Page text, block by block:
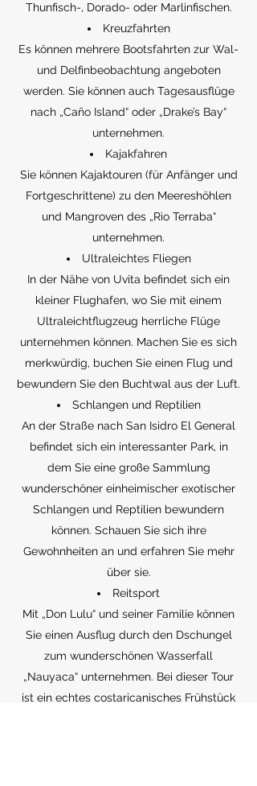
Thunfisch-, Dorado- oder Marlinfischen.
Kreuzfahrten
Es können mehrere Bootsfahrten zur Wal-
und Delfinbeobachtung angeboten
werden. Sie können auch Tagesausflüge
nach „Caño Island“ oder „Drake’s Bay“
unternehmen.
Kajakfahren
Sie können Kajaktouren (für Anfänger und
Fortgeschrittene) zu den Meereshöhlen
und Mangroven des „Rio Terraba“
unternehmen.
Ultraleichtes Fliegen
In der Nähe von Uvita befindet sich ein
kleiner Flughafen, wo Sie mit einem
Ultraleichtflugzeug herrliche Flüge
unternehmen können. Machen Sie es sich
merkwürdig, buchen Sie einen Flug und
bewundern Sie den Buchtwal aus der Luft.
Schlangen und Reptilien
An der Straße nach San Isidro El General
befindet sich ein interessanter Park, in
dem Sie eine große Sammlung
wunderschöner einheimischer exotischer
Schlangen und Reptilien bewundern
können. Schauen Sie sich ihre
Gewohnheiten an und erfahren Sie mehr
über sie.
Reitsport
Mit „Don Lulu“ und seiner Familie können
Sie einen Ausflug durch den Dschungel
zum wunderschönen Wasserfall
„Nauyaca“ unternehmen. Bei dieser Tour
ist ein echtes costaricanisches Frühstück